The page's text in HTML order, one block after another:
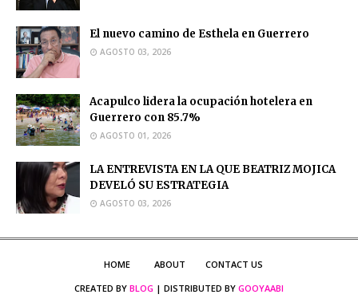
El nuevo camino de Esthela en Guerrero
AGOSTO 03, 2026
Acapulco lidera la ocupación hotelera en
Guerrero con 85.7%
AGOSTO 01, 2026
LA ENTREVISTA EN LA QUE BEATRIZ MOJICA
DEVELÓ SU ESTRATEGIA
AGOSTO 03, 2026
HOME ABOUT
CONTACT US
CREATED BY BLOG | DISTRIBUTED BY GOOYAABI